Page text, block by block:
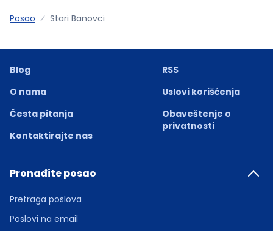
Posao Stari Banovci
Blog
O nama
Česta pitanja
Kontaktirajte nas
RSS
Uslovi korišćenja
Obaveštenje o
privatnosti
Pronađite posao
Pretraga poslova
Poslovi na email